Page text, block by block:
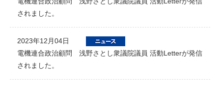
されました。
2023年12月04日
電機連合政治顧問 浅野さとし衆議院議員 活動Letterが発信
されました。